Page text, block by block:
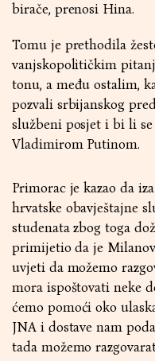
birače, prenosi Hina.
Tomu je prethodila
vanjskopolitičkim
tonu, a među ostalim,
pozvali srbijanskog
službeni posjet i bi li
Vladimirom Putinom.
Primorac je kazao da
hrvatske obavještajne
studenata zbog toga
primijetio da je
uvjeti da možemo
mora ispoštovati neke
ćemo pomoći oko
JNA i dostave nam
tada možemo